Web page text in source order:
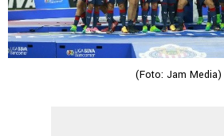
(Foto: Jam Media)